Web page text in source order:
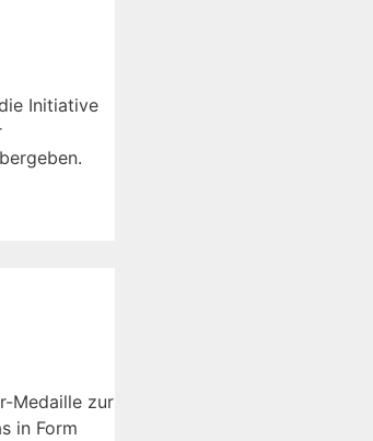
Initiative
Medaille zur
in Form